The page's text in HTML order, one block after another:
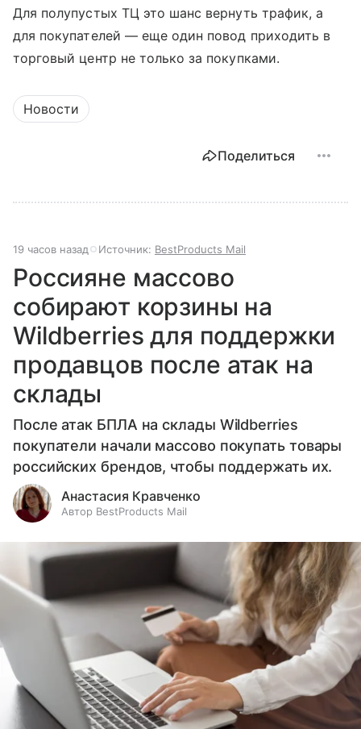
Для полупустых ТЦ это шанс вернуть трафик, а
для покупателей — еще один повод приходить в
торговый центр не только за покупками.
Новости
Поделиться
19 часов назад Источник: BestProducts Mail
Россияне массово
собирают корзины на
Wildberries для поддержки
продавцов после атак на
склады
После атак БПЛА на склады Wildberries
покупатели начали массово покупать товары
российских брендов, чтобы поддержать их.
Анастасия Кравченко
Автор BestProducts Mail